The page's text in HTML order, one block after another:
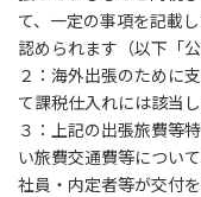
て、一定の事項を記載
認められます（以下「
２：海外出張のために
て課税仕入れには該当し
３：上記の出張旅費等
い旅費交通費等につい
社員・内定者等が交付